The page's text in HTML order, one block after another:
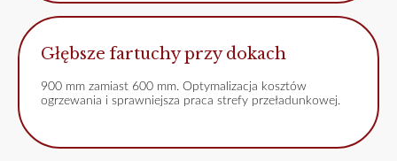
Głębsze fartuchy przy dokach
900 mm zamiast 600 mm. Optymalizacja kosztów
ogrzewania i sprawniejsza praca strefy przeładunkowej.